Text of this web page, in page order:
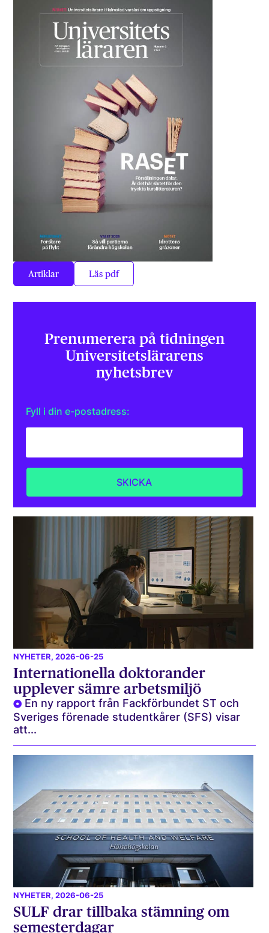
Artiklar Läs pdf
Prenumerera på tidningen
Universitets­lärarens
nyhetsbrev
Fyll i din e-postadress:
NYHETER, 2026-06-25
Internationella doktorander
upplever sämre arbetsmiljö
En ny rapport från Fackförbundet ST och
Sveriges förenade studentkårer (SFS) visar
att...
NYHETER, 2026-06-25
SULF drar tillbaka stämning om
semesterdagar